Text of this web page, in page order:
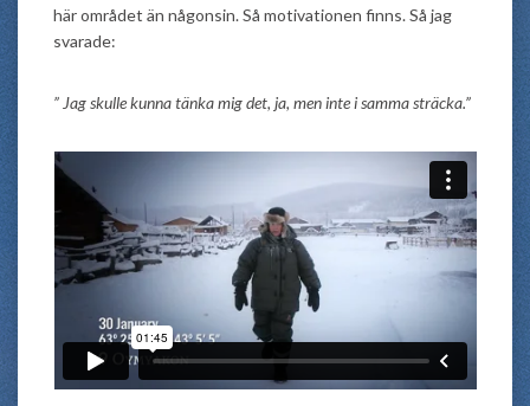
här området än någonsin. Så motivationen finns. Så jag
svarade:
” Jag skulle kunna tänka mig det, ja, men inte i samma sträcka.”